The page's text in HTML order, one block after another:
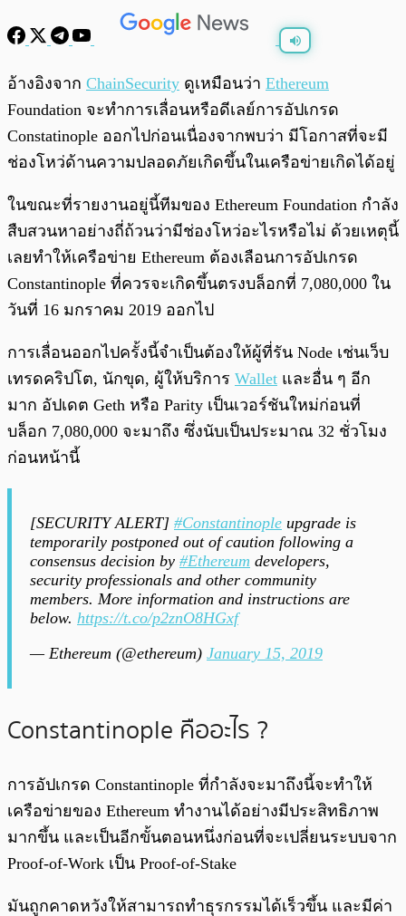
อ้างอิงจาก ChainSecurity ดูเหมือนว่า Ethereum
Foundation จะทำการเลื่อนหรือดีเลย์การอัปเกรด
Constatinople ออกไปก่อนเนื่องจากพบว่า มีโอกาสที่จะมี
ช่องโหว่ด้านความปลอดภัยเกิดขึ้นในเครือข่ายเกิดได้อยู่
ในขณะที่รายงานอยู่นี้ทีมของ Ethereum Foundation กำลัง
สืบสวนหาอย่างถี่ถ้วนว่ามีช่องโหว่อะไรหรือไม่ ด้วยเหตุนี้
เลยทำให้เครือข่าย Ethereum ต้องเลือนการอัปเกรด
Constantinople ที่ควรจะเกิดขึ้นตรงบล็อกที่ 7,080,000 ใน
วันที่ 16 มกราคม 2019 ออกไป
การเลื่อนออกไปครั้งนี้จำเป็นต้องให้ผู้ที่รัน Node เช่นเว็บ
เทรดคริปโต, นักขุด, ผู้ให้บริการ Wallet และอื่น ๆ อีก
มาก อัปเดต Geth หรือ Parity เป็นเวอร์ชันใหม่ก่อนที่
บล็อก 7,080,000 จะมาถึง ซึ่งนับเป็นประมาณ 32 ชั่วโมง
ก่อนหน้านี้
[SECURITY ALERT] #Constantinople upgrade is
temporarily postponed out of caution following a
consensus decision by #Ethereum developers,
security professionals and other community
members. More information and instructions are
below. https://t.co/p2znO8HGxf
— Ethereum (@ethereum) January 15, 2019
Constantinople คืออะไร ?
การอัปเกรด Constantinople ที่กำลังจะมาถึงนี้จะทำให้
เครือข่ายของ Ethereum ทำงานได้อย่างมีประสิทธิภาพ
มากขึ้น และเป็นอีกขั้นตอนหนึ่งก่อนที่จะเปลี่ยนระบบจาก
Proof-of-Work เป็น Proof-of-Stake
มันถูกคาดหวังให้สามารถทำธุรกรรมได้เร็วขึ้น และมีค่า